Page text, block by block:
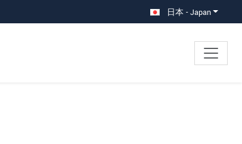
日本 - Japan